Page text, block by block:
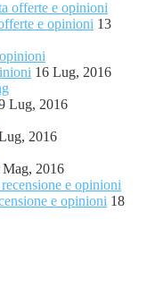
e opinioni 13
16 Lug, 2016
Lug, 2016
2016
Mag, 2016
e opinioni 18